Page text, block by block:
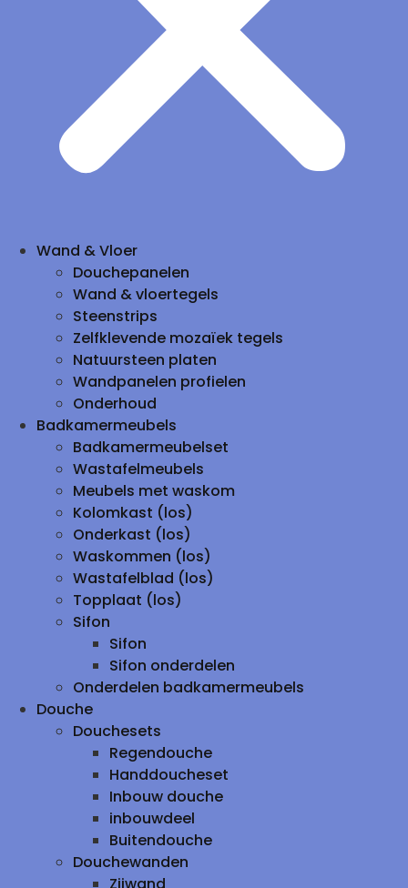
Wand & Vloer
Douchepanelen
Wand & vloertegels
Steenstrips
Zelfklevende mozaïek tegels
Natuursteen platen
Wandpanelen profielen
Onderhoud
Badkamermeubels
Badkamermeubelset
Wastafelmeubels
Meubels met waskom
Kolomkast (los)
Onderkast (los)
Waskommen (los)
Wastafelblad (los)
Topplaat (los)
Sifon
Sifon
Sifon onderdelen
Onderdelen badkamermeubels
Douche
Douchesets
Regendouche
Handdoucheset
Inbouw douche
inbouwdeel
Buitendouche
Douchewanden
Zijwand